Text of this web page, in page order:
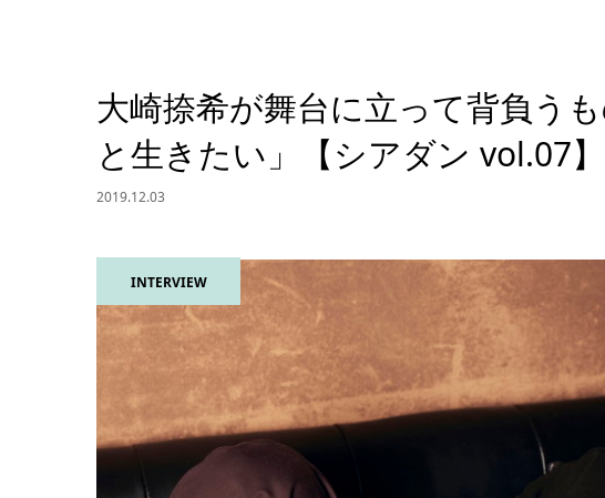
大崎捺希が舞台に立って背負う
と生きたい」【シアダン vol.07】
2019.12.03
INTERVIEW